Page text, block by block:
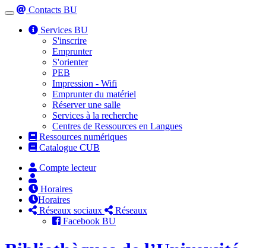
Toggle
navigation
Contacts BU
Services BU
S'inscrire
Emprunter
S'orienter
PEB
Impression - Wifi
Emprunter du matériel
Réserver une salle
Services à la recherche
Centres de Ressources en Langues
Ressources numériques
Catalogue CUB
Compte lecteur
Horaires
Horaires
Réseaux sociaux
Réseaux
Facebook BU